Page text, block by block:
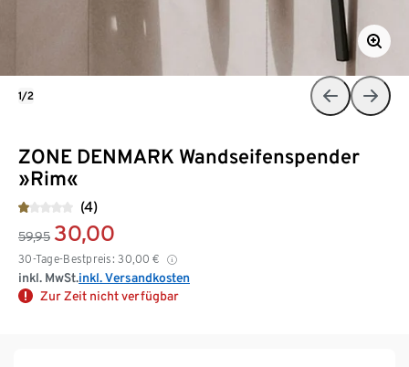
ZONE DENMARK Wandseifenspender
»Rim«
(4)
59,95 30,00
30-Tage-Bestpreis: 30,00 €
inkl. MwSt.inkl. Versandkosten
Zur Zeit nicht verfügbar
1/2